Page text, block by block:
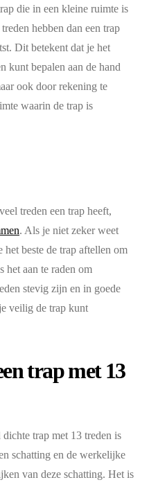
die in een kleine ruimte is
hebben dan een trap
Dit betekent dat je het
kunt bepalen aan de hand
ook door rekening te
waarin de trap is
treden een trap heeft,
. Als je niet zeker weet
beste de trap aftellen om
het aan te raden om
stevig zijn en in goede
veilig de trap kunt
trap met 13
trap met 13 treden is
schatting en de werkelijke
van deze schatting. Het is